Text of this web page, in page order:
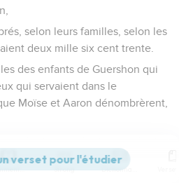
selon leurs familles, selon les
deux mille six cent trente.
des enfants de Guershon qui
qui servaient dans le
Moïse et Aaron dénombrèrent,
familles, selon les maisons de
Commentaires Strong